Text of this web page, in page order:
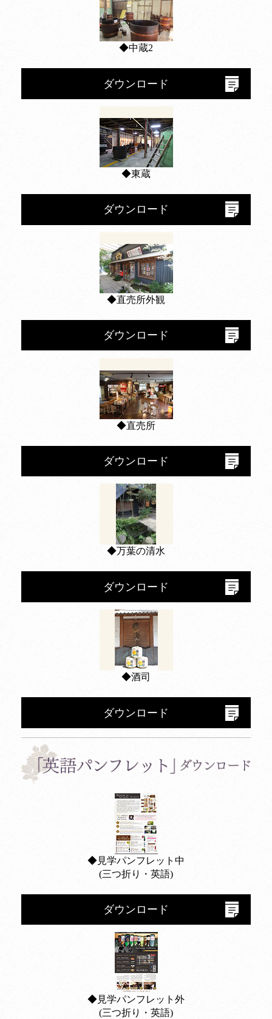
◆中蔵2
ダウンロード
◆東蔵
ダウンロード
◆直売所外観
ダウンロード
◆直売所
ダウンロード
◆万葉の清水
ダウンロード
◆酒司
ダウンロード
◆見学パンフレット中
(三つ折り・英語)
ダウンロード
◆見学パンフレット外
(三つ折り・英語)